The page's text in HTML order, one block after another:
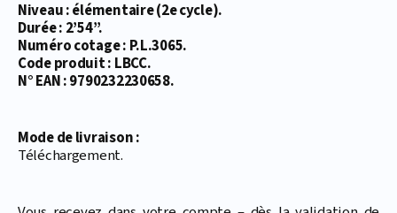
Niveau : élémentaire (2e cycle).
Durée : 2’54’’.
Numéro cotage : P.L.3065.
Code produit : LBCC.
N° EAN : 9790232230658.
Mode de livraison :
Téléchargement.